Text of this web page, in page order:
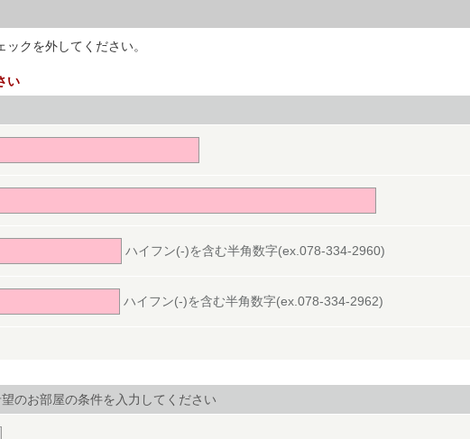
クを外してください。
い
ハイフン(-)を含む半角数字(ex.078-334-2960)
ハイフン(-)を含む半角数字(ex.078-334-2962)
のお部屋の条件を入力してください